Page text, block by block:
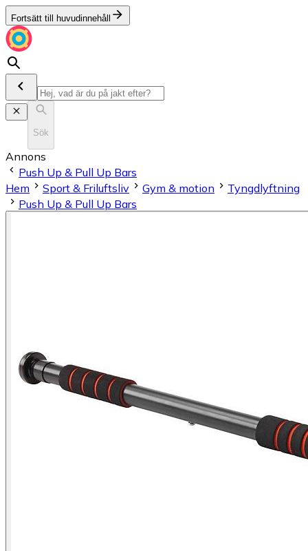
Fortsätt till huvudinnehåll
Sök
Annons
Push Up & Pull Up Bars
Hem
Sport & Friluftsliv Gym & motion
Tyngdlyftning
Push Up & Pull Up Bars